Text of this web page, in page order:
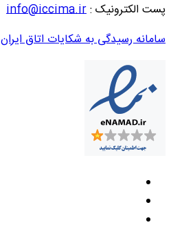
پست الکترونیک :info@iccima.ir
سامانه رسیدگی به شکایات اتاق ایران